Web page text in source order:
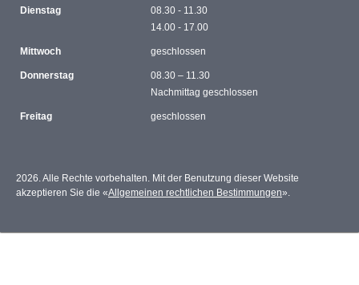
Dienstag
08.30 - 11.30
14.00 - 17.00
Mittwoch geschlossen
Donnerstag
08.30 – 11.30
Nachmittag geschlossen
Freitag geschlossen
2026. Alle Rechte vorbehalten. Mit der Benutzung dieser Website
akzeptieren Sie die «Allgemeinen rechtlichen Bestimmungen».